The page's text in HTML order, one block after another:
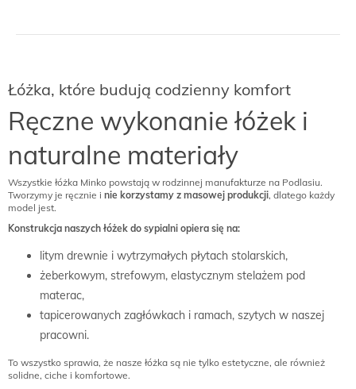
Łóżka, które budują codzienny komfort
Ręczne wykonanie łóżek i
naturalne materiały
Wszystkie łóżka Minko powstają w rodzinnej manufakturze na Podlasiu.
Tworzymy je ręcznie i nie korzystamy z masowej produkcji, dlatego każdy
model jest.
Konstrukcja naszych łóżek do sypialni opiera się na:
litym drewnie i wytrzymałych płytach stolarskich,
żeberkowym, strefowym, elastycznym stelażem pod
materac,
tapicerowanych zagłówkach i ramach, szytych w naszej
pracowni.
To wszystko sprawia, że nasze łóżka są nie tylko estetyczne, ale również
solidne, ciche i komfortowe.